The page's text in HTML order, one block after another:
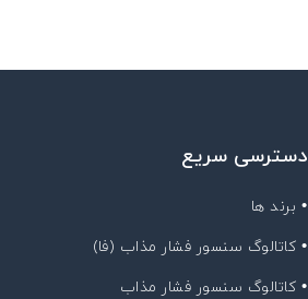
دسترسی سریع
• برند ها
• کاتالوگ سنسور فشار مذاب (فا)
• کاتالوگ سنسور فشار مذاب